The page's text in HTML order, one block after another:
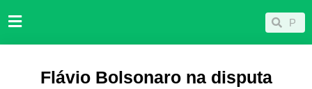
para
Pesquisar
Flávio Bolsonaro na disputa